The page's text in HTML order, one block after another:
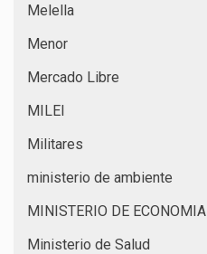
Melella
Menor
Mercado Libre
MILEI
Militares
ministerio de ambiente
MINISTERIO DE ECONOMIA
Ministerio de Salud